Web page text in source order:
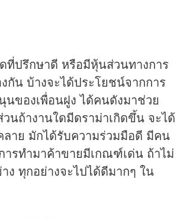
ที่ปรึกษาดี หรือมีหุ้นส่วนทางการ
กัน บ้างจะได้ประโยชน์จากการ
นของเพื่อนฝูง ได้คนดังมาช่วย
นถ้างานใดมีดราม่าเกิดขึ้น จะได้
าย มักได้รับความร่วมมือดี มีคน
ารทำมาค้าขายมีเกณฑ์เด่น ถ้าไม่
าง ทุกอย่างจะไปได้ดีมากๆ ใน